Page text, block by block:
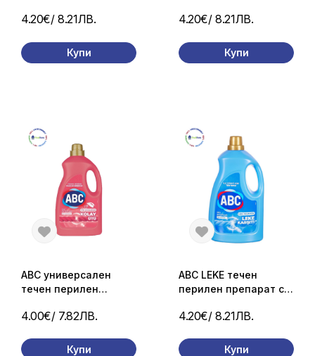
4.20€/ 8.21ЛВ.
пранета)
Купи
4.20€/ 8.21ЛВ.
– 3 л
Купи
4.00€/ 7.82ЛВ.
ABC универсален
течен перилен
гладене – 3 л (50
Купи
4.20€/ 8.21ЛВ.
ABC LEKE течен
перилен препарат с
петна – 2.7 л (50
Купи